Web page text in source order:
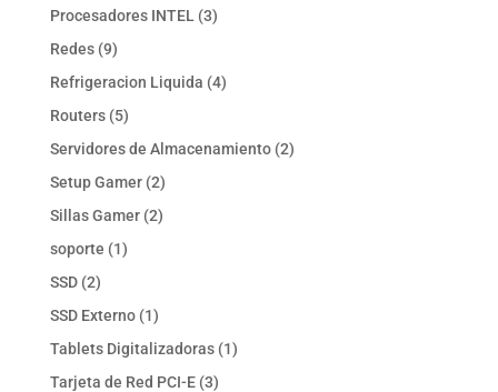
Procesadores INTEL 33
Redes 99
productos
Refrigeracion Liquida 44
Routers 55
productos
Servidores de Almacenamiento 22
Setup Gamer 22
productos
Sillas Gamer 22
soporte 11
SSD 22
productos
SSD Externo 11
producto
Tablets Digitalizadoras 11
Tarjeta de Red PCI-E 33